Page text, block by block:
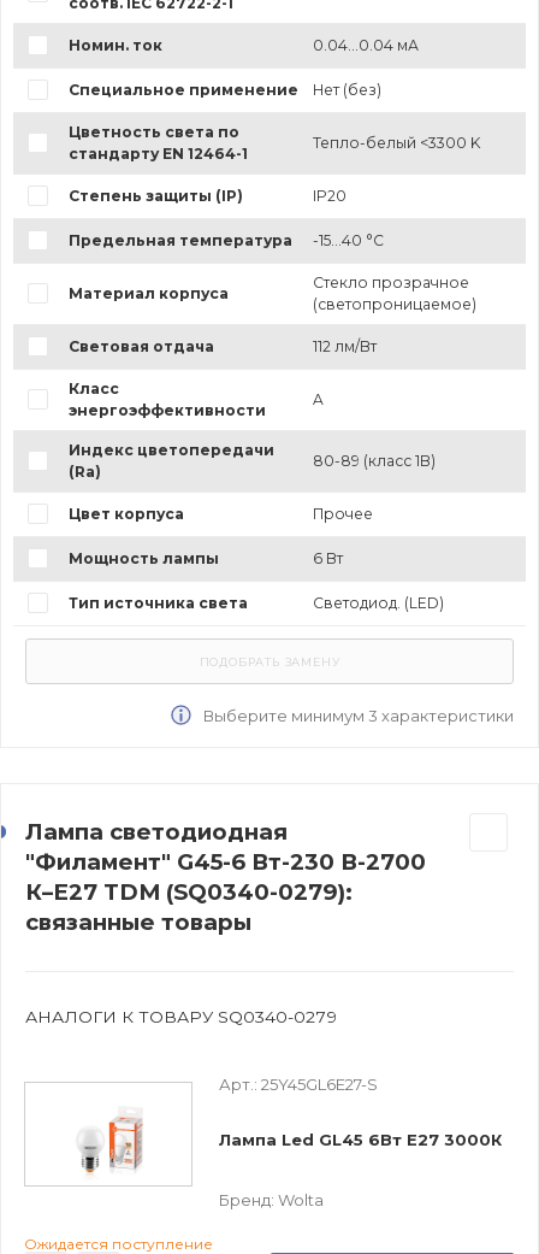
Номин. ток 0.04...0.04 мА
Специальное применение Нет (без)
Цветность света по
стандарту EN 12464-1
Тепло-белый <3300 K
Степень защиты (IP) IP20
Предельная температура -15...40 °C
Материал корпуса
Стекло прозрачное
(светопроницаемое)
Световая отдача 112 лм/Вт
Класс
энергоэффективности
A
Индекс цветопередачи
(Ra)
80-89 (класс 1B)
Цвет корпуса Прочее
Мощность лампы 6 Вт
Тип источника света Светодиод. (LED)
Выберите минимум 3 характеристики
Лампа светодиодная
"Филамент" G45-6 Вт-230 В-2700
К–E27 TDM (SQ0340-0279):
связанные товары
АНАЛОГИ К ТОВАРУ SQ0340-0279
Арт.: 25Y45GL6E27-S
Лампа Led GL45 6Вт Е27 3000К
Бренд: Wolta
Ожидается поступление